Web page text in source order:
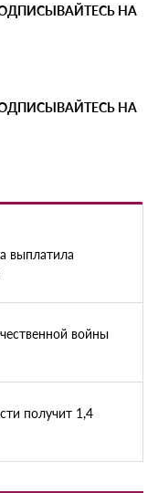
НА
НА
выплатила
войны
получит 1,4